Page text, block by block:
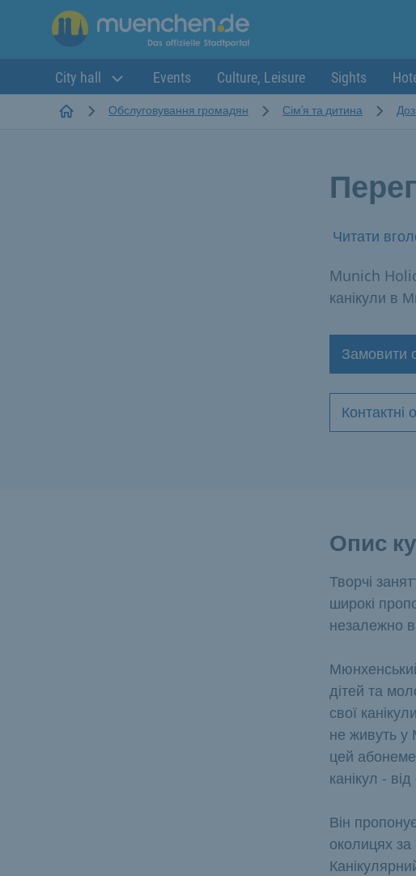
City hall Events Culture, Leisure Sights
StartseiteОбслуговування громадян Сім'я та дитина
Читати
Munich
канікули в
Замовити
Контактні
Опис
Творчі
широкі
незалежно
дітей та
свої
не живуть у
цей
канікул -
Він
околицях